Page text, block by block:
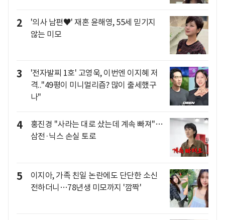
2
'의사 남편♥' 재혼 윤해영, 55세 믿기지
않는 미모
3
'전자발찌 1호' 고영욱, 이번엔 이지혜 저
격.."49평이 미니멀리즘? 많이 출세했구
나"
4
홍진경 "사라는 대로 샀는데 계속 빠져"…
삼전·닉스 손실 토로
5
이지아, 가족 친일 논란에도 단단한 소신
전하더니…78년생 미모까지 '깜짝'